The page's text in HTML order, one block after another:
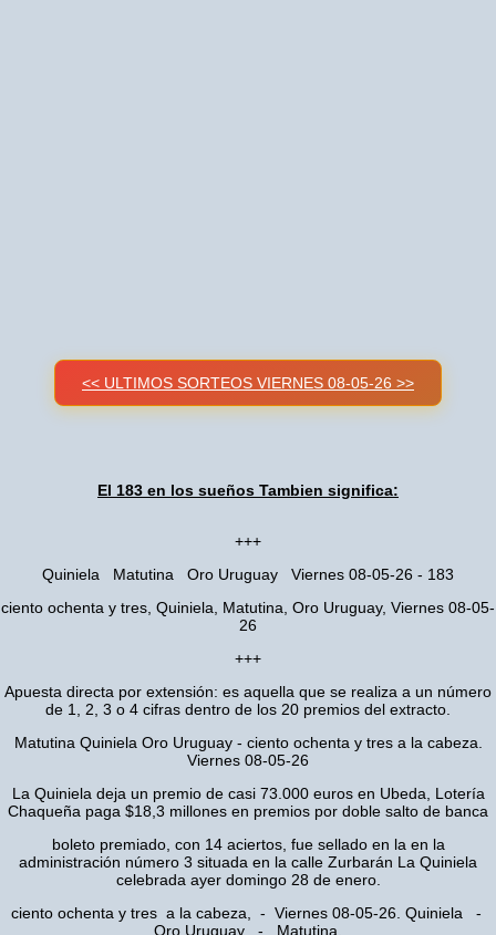
<< ULTIMOS SORTEOS VIERNES 08-05-26 >>
El 183 en los sueños Tambien significa:
+++
Quiniela Matutina Oro Uruguay Viernes 08-05-26 - 183
ciento ochenta y tres, Quiniela, Matutina, Oro Uruguay, Viernes 08-05-
26
+++
Apuesta directa por extensión: es aquella que se realiza a un número
de 1, 2, 3 o 4 cifras dentro de los 20 premios del extracto.
Matutina Quiniela Oro Uruguay - ciento ochenta y tres a la cabeza.
Viernes 08-05-26
La Quiniela deja un premio de casi 73.000 euros en Ubeda, Lotería
Chaqueña paga $18,3 millones en premios por doble salto de banca
boleto premiado, con 14 aciertos, fue sellado en la en la
administración número 3 situada en la calle Zurbarán La Quiniela
celebrada ayer domingo 28 de enero.
ciento ochenta y tres a la cabeza, - Viernes 08-05-26. Quiniela -
Oro Uruguay - Matutina.